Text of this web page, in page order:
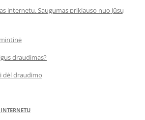
internetu. Saugumas priklauso nuo Jūsų
draudimas?
dėl draudimo